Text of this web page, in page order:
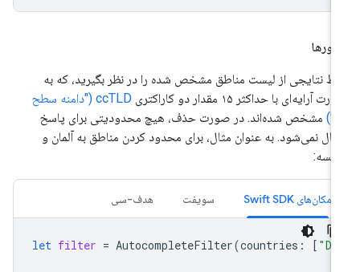
نتایجی از لیست مناطق مشخص شده را در نظر بگیرید، که به
آرایه‌ای با حداکثر ۱۵ مقدار دو کاراکتری
ccTLD ("دامنه سطح
مشخص شده‌اند. در صورت حذف، هیچ محدودیتی برای پاسخ
نمی‌شود. به عنوان مثال، برای محدود کردن مناطق به آلمان و
مکان‌های Swift SDK سویفت هدف-سی
let filter = AutocompleteFilter(countries :